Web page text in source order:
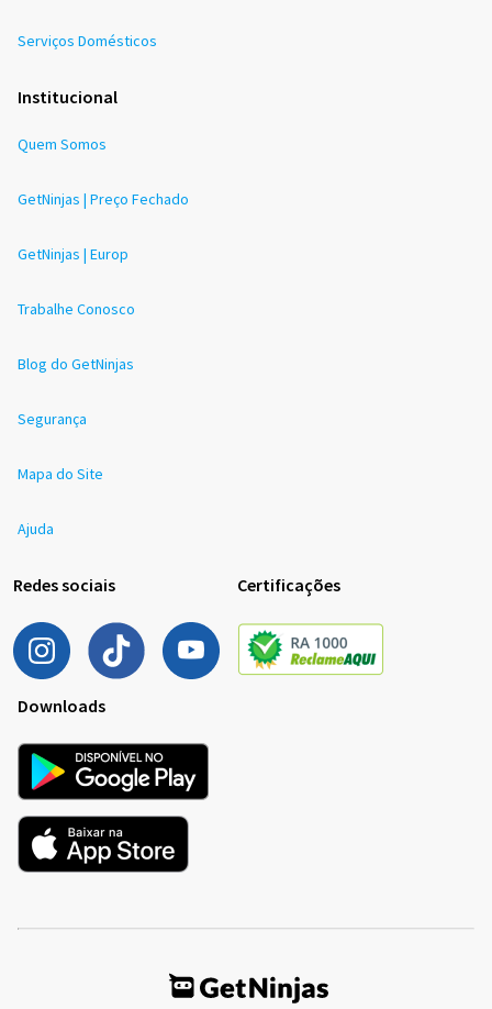
Serviços Domésticos
Institucional
Quem Somos
GetNinjas | Preço Fechado
GetNinjas | Europ
Trabalhe Conosco
Blog do GetNinjas
Segurança
Mapa do Site
Ajuda
Redes sociais Certificações
Downloads